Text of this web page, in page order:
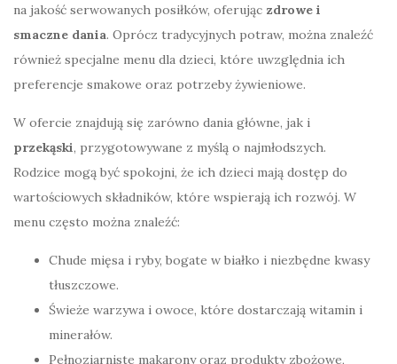
na jakość serwowanych posiłków, oferując zdrowe i
smaczne dania. Oprócz tradycyjnych potraw, można znaleźć
również specjalne menu dla dzieci, które uwzględnia ich
preferencje smakowe oraz potrzeby żywieniowe.
W ofercie znajdują się zarówno dania główne, jak i
przekąski, przygotowywane z myślą o najmłodszych.
Rodzice mogą być spokojni, że ich dzieci mają dostęp do
wartościowych składników, które wspierają ich rozwój. W
menu często można znaleźć:
Chude mięsa i ryby, bogate w białko i niezbędne kwasy
tłuszczowe.
Świeże warzywa i owoce, które dostarczają witamin i
minerałów.
Pełnoziarniste makarony oraz produkty zbożowe,